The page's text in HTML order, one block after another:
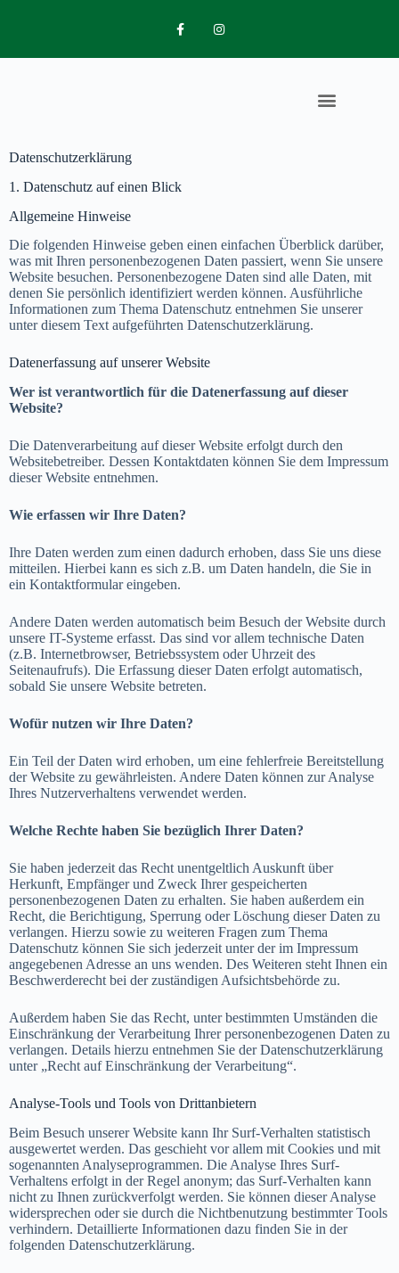
Datenschutzerklärung
1. Datenschutz auf einen Blick
Allgemeine Hinweise
Die folgenden Hinweise geben einen einfachen Überblick darüber,
was mit Ihren personenbezogenen Daten passiert, wenn Sie unsere
Website besuchen. Personenbezogene Daten sind alle Daten, mit
denen Sie persönlich identifiziert werden können. Ausführliche
Informationen zum Thema Datenschutz entnehmen Sie unserer
unter diesem Text aufgeführten Datenschutzerklärung.
Datenerfassung auf unserer Website
Wer ist verantwortlich für die Datenerfassung auf dieser
Website?
Die Datenverarbeitung auf dieser Website erfolgt durch den
Websitebetreiber. Dessen Kontaktdaten können Sie dem Impressum
dieser Website entnehmen.
Wie erfassen wir Ihre Daten?
Ihre Daten werden zum einen dadurch erhoben, dass Sie uns diese
mitteilen. Hierbei kann es sich z.B. um Daten handeln, die Sie in
ein Kontaktformular eingeben.
Andere Daten werden automatisch beim Besuch der Website durch
unsere IT-Systeme erfasst. Das sind vor allem technische Daten
(z.B. Internetbrowser, Betriebssystem oder Uhrzeit des
Seitenaufrufs). Die Erfassung dieser Daten erfolgt automatisch,
sobald Sie unsere Website betreten.
Wofür nutzen wir Ihre Daten?
Ein Teil der Daten wird erhoben, um eine fehlerfreie Bereitstellung
der Website zu gewährleisten. Andere Daten können zur Analyse
Ihres Nutzerverhaltens verwendet werden.
Welche Rechte haben Sie bezüglich Ihrer Daten?
Sie haben jederzeit das Recht unentgeltlich Auskunft über
Herkunft, Empfänger und Zweck Ihrer gespeicherten
personenbezogenen Daten zu erhalten. Sie haben außerdem ein
Recht, die Berichtigung, Sperrung oder Löschung dieser Daten zu
verlangen. Hierzu sowie zu weiteren Fragen zum Thema
Datenschutz können Sie sich jederzeit unter der im Impressum
angegebenen Adresse an uns wenden. Des Weiteren steht Ihnen ein
Beschwerderecht bei der zuständigen Aufsichtsbehörde zu.
Außerdem haben Sie das Recht, unter bestimmten Umständen die
Einschränkung der Verarbeitung Ihrer personenbezogenen Daten zu
verlangen. Details hierzu entnehmen Sie der Datenschutzerklärung
unter „Recht auf Einschränkung der Verarbeitung“.
Analyse-Tools und Tools von Drittanbietern
Beim Besuch unserer Website kann Ihr Surf-Verhalten statistisch
ausgewertet werden. Das geschieht vor allem mit Cookies und mit
sogenannten Analyseprogrammen. Die Analyse Ihres Surf-
Verhaltens erfolgt in der Regel anonym; das Surf-Verhalten kann
nicht zu Ihnen zurückverfolgt werden. Sie können dieser Analyse
widersprechen oder sie durch die Nichtbenutzung bestimmter Tools
verhindern. Detaillierte Informationen dazu finden Sie in der
folgenden Datenschutzerklärung.